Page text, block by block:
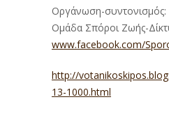
Οργάνωση-συντονισμός:
Ομάδα Σπόροι Ζωής-
www.facebook.com/
http://
13-1000.html